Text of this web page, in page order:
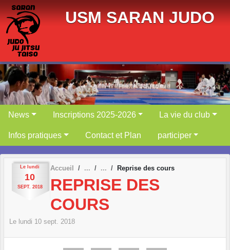
USM SARAN JUDO
News Inscriptions 2025-2026 La vie du club
Infos pratiques Contact et Plan participer
Le lundi
10
SEPT. 2018
Accueil Reprise des cours
REPRISE DES
COURS
Le lundi 10 sept. 2018
Panneau de gestion des cookies